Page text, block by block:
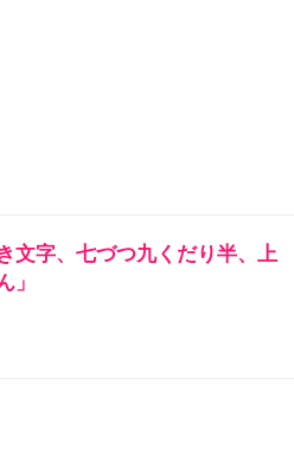
文字、七づつ九くだり半、上
」